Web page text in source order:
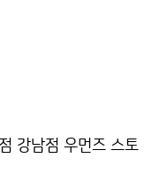
강남점 우먼즈 스토